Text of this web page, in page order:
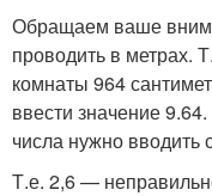
Обращаем ваше
проводить в метрах.
комнаты 964
ввести значение
числа нужно вводить
Т.е. 2,6 —